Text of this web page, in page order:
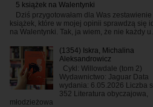
5 książek na Walentynki
Dziś przygotowałam dla Was
książek, które w mojej opinii sprawdzą się
na Walentynki. Tak, ja wiem, że nie każdy u...
(1354) Iskra, Michalina
Aleksandrowicz
Cykl: Willowdale (tom 2)
Wydawnictwo: Jaguar Data
wydania: 6.05.2026 Liczba
352 Literatura obyczajowa,
młodzieżowa